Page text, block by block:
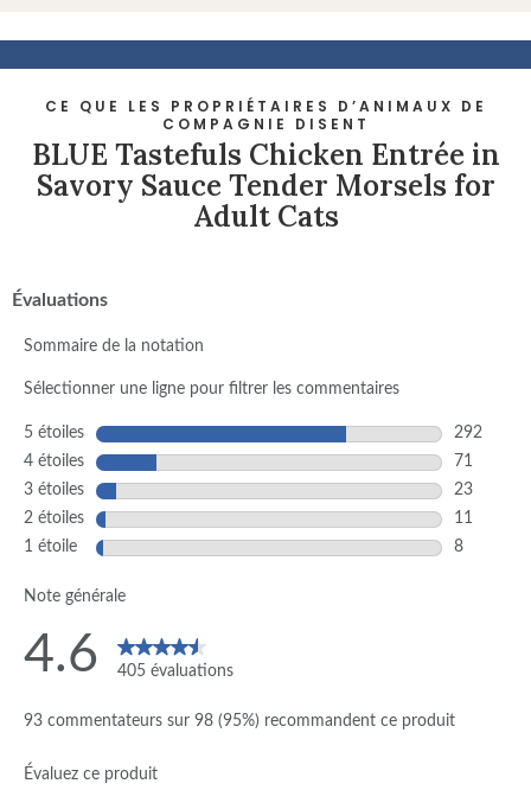
CE QUE LES PROPRIÉTAIRES D’ANIMAUX DE
COMPAGNIE DISENT
BLUE Tastefuls Chicken Entrée in
Savory Sauce Tender Morsels for
Adult Cats